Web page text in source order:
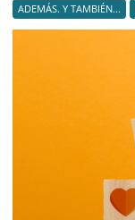
ADEMÁS. Y TAMBIÉN...